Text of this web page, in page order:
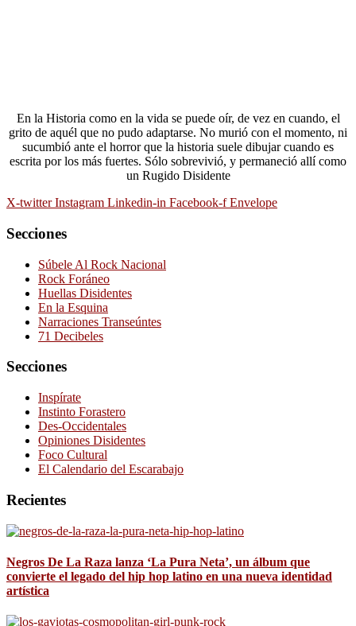
En la Historia como en la vida se puede oír, de vez en cuando, el
grito de aquél que no pudo adaptarse. No murió con el momento, ni
sucumbió ante el horror que la historia suele dibujar cuando es
escrita por los más fuertes. Sólo sobrevivió, y permaneció allí como
un Rugido Disidente
X-twitter Instagram Linkedin-in Facebook-f Envelope
Secciones
Súbele Al Rock Nacional
Rock Foráneo
Huellas Disidentes
En la Esquina
Narraciones Transeúntes
71 Decibeles
Secciones
Inspírate
Instinto Forastero
Des-Occidentales
Opiniones Disidentes
Foco Cultural
El Calendario del Escarabajo
Recientes
Negros De La Raza lanza ‘La Pura Neta’, un álbum que
convierte el legado del hip hop latino en una nueva identidad
artística